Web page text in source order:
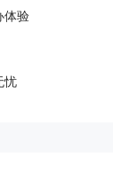
体验
忧